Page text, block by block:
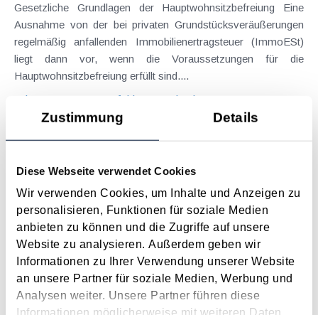
Zustimmung Details
Diese Webseite verwendet Cookies
Wir verwenden Cookies, um Inhalte und Anzeigen zu
personalisieren, Funktionen für soziale Medien
anbieten zu können und die Zugriffe auf unsere
Website zu analysieren. Außerdem geben wir
Informationen zu Ihrer Verwendung unserer Website
an unsere Partner für soziale Medien, Werbung und
Analysen weiter. Unsere Partner führen diese
Informationen möglicherweise mit weiteren Daten
Gesetzliche Grundlagen der Hauptwohnsitzbefreiung Eine
Ausnahme von der bei privaten Grundstücksveräußerungen
regelmäßig anfallenden Immobilienertragsteuer (ImmoESt)
liegt dann vor, wenn die Voraussetzungen für die
Hauptwohnsitzbefreiung erfüllt sind....
Langtext
empfehlen drucken
Tagesgelder auch bei eintägiger Reise ohne
Problemstellung und rechtlicher Hintergrund Tagesgelder
sollen Verpflegungsmehraufwendungen ausgleichen, welche
im Zuge von Dienstreisen (beruflich bedingten Reisen) durch
die Unkenntnis über die lokale Gastronomie resultieren –
typischerweise stellt sich das Problem in der...
Langtext
empfehlen drucken